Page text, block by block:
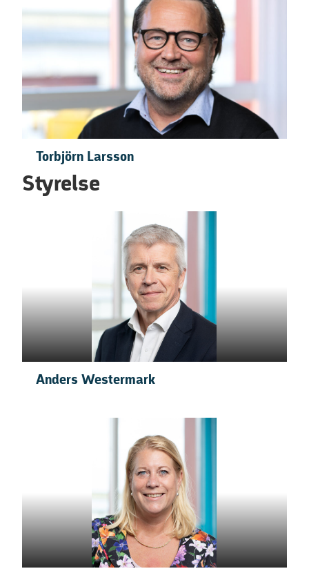
Torbjörn Larsson
Styrelse
Anders Westermark